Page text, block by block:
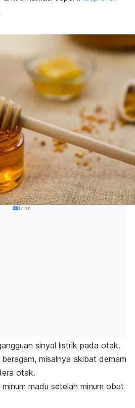
Iklan
sinyal listrik pada otak.
beragam, misalnya akibat demam
otak.
madu setelah minum obat